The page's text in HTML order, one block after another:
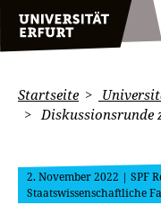
Startseite
Diskussionsrunde
2. November 2022 | SPF
Staatswissenschaftliche